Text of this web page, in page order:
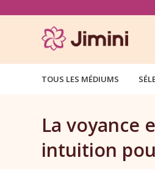
TOUS LES MÉDIUMS
La voyance
intuition